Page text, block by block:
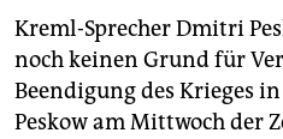
Kreml-Sprecher Dmitri
noch keinen Grund für
Beendigung des Krieges
Peskow am Mittwoch der